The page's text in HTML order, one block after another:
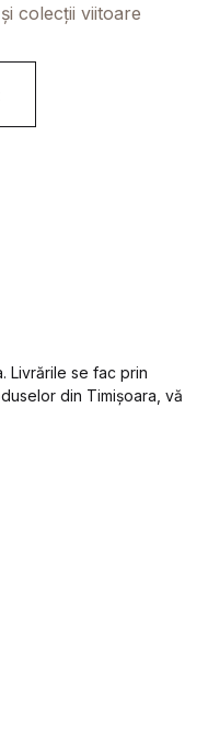
colecții viitoare
Livrările se fac prin
din Timișoara, vă